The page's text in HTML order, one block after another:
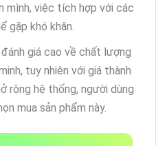
mình, việc tích hợp với các
gặp khó khăn.
giá cao về chất lượng
tuy nhiên với giá thành
rộng hệ thống, người dùng
mua sản phẩm này.